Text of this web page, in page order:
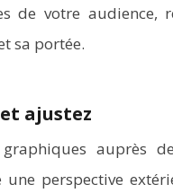
de votre audience,
sa portée.
ajustez
auprès
une perspective